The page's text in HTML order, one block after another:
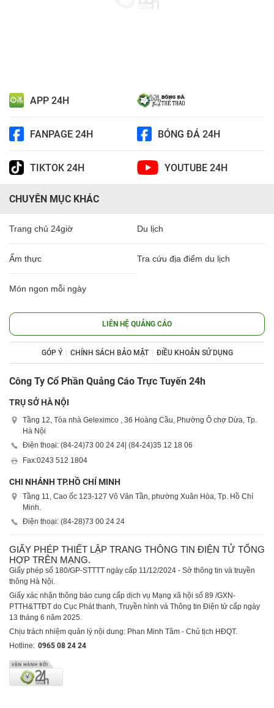
APP 24H
FANPAGE 24H BÓNG ĐÁ 24H
TIKTOK 24H YOUTUBE 24H
CHUYÊN MỤC KHÁC
Trang chủ 24giờ Du lịch
Ẩm thực Tra cứu địa điểm du lịch
Món ngon mỗi ngày
LIÊN HỆ QUẢNG CÁO
GÓP Ý CHÍNH SÁCH BẢO MẬT ĐIỀU KHOẢN SỬ DỤNG
Công Ty Cổ Phần Quảng Cáo Trực Tuyến 24h
TRỤ SỞ HÀ NỘI
Tầng 12, Tòa nhà Geleximco , 36 Hoàng Cầu, Phường Ô chợ Dừa, Tp.
Hà Nội
Điện thoại: (84-24)73 00 24 24 | (84-24)35 12 18 06
Fax:0243 512 1804
CHI NHÁNH TP.HỒ CHÍ MINH
Tầng 11, Cao ốc 123-127 Võ Văn Tần, phường Xuân Hòa, Tp. Hồ Chí
Minh.
Điện thoại: (84-28)73 00 24 24
GIẤY PHÉP THIẾT LẬP TRANG THÔNG TIN ĐIỆN TỬ TỔNG
HỢP TRÊN MẠNG.
Giấy phép số 180/GP-STTTT ngày cấp 11/12/2024 - Sở thông tin và truyền
thông Hà Nội.
Giấy xác nhận thông báo cung cấp dịch vụ Mạng xã hội số 89 /GXN-
PTTH&TTĐT do Cục Phát thanh, Truyền hình và Thông tin Điện tử cấp ngày
13 tháng 6 năm 2025.
Chịu trách nhiệm quản lý nội dung: Phan Minh Tâm - Chủ tịch HĐQT.
Hotline: 0965 08 24 24